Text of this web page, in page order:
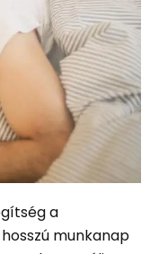
a
munkanap